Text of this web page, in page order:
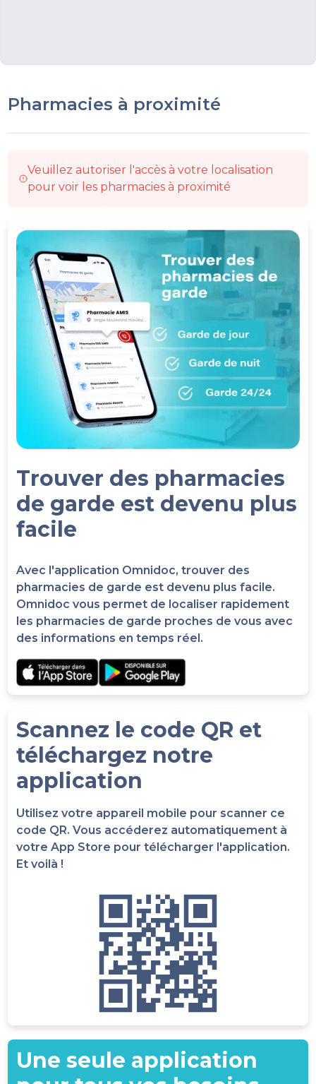
Pharmacies à proximité
Veuillez autoriser l'accès à votre localisation
pour voir les pharmacies à proximité
Trouver des pharmacies
de garde est devenu plus
facile
Avec l'application Omnidoc, trouver des
pharmacies de garde est devenu plus facile.
Omnidoc vous permet de localiser rapidement
les pharmacies de garde proches de vous avec
des informations en temps réel.
Scannez le code QR et
téléchargez notre
application
Utilisez votre appareil mobile pour scanner ce
code QR. Vous accéderez automatiquement à
votre App Store pour télécharger l'application.
Et voilà !
Une seule application